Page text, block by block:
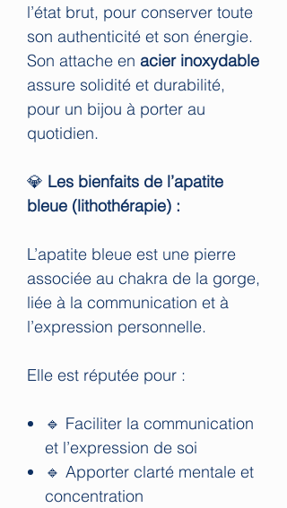
l’état brut, pour conserver toute
son authenticité et son énergie.
Son attache en acier inoxydable
assure solidité et durabilité,
pour un bijou à porter au
quotidien.
💎 Les bienfaits de l’apatite
bleue (lithothérapie) :
L’apatite bleue est une pierre
associée au chakra de la gorge,
liée à la communication et à
l’expression personnelle.
Elle est réputée pour :
🔹 Faciliter la communication
et l’expression de soi
🔹 Apporter clarté mentale et
concentration